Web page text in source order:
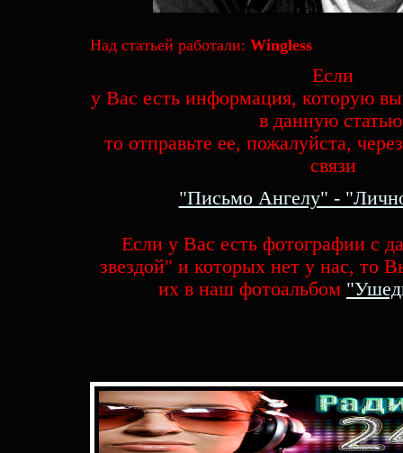
Над статьей работали: Wingless
Если
у Вас есть информация, которую
в данную
то отправьте ее, пожалуйста,
связи
"Письмо Ангелу" -
Если у Вас есть фотографии с
звездой" и которых нет у нас, то
их в наш фотоальбом